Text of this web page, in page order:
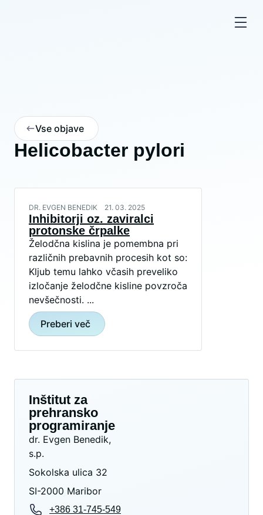
Vse objave
Helicobacter pylori
DR. EVGEN BENEDIK 21. 03. 2025
Inhibitorji oz. zaviralci
protonske črpalke
Želodčna kislina je pomembna pri
različnih prebavnih procesih kot so:
Kljub temu lahko včasih preveliko
izločanje želodčne kisline povzroča
nevšečnosti. ...
Preberi več
Inštitut za
prehransko
programiranje
dr. Evgen Benedik,
s.p.
Sokolska ulica 32
SI-2000 Maribor
+386 31-745-549